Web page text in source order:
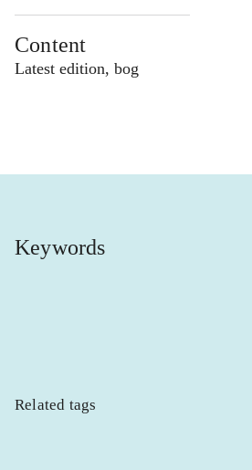
Content
Latest edition, bog
Keywords
Related tags